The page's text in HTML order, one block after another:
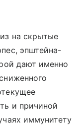
на скрытые
эпштейна-
дают именно
и причиной
иммунитету